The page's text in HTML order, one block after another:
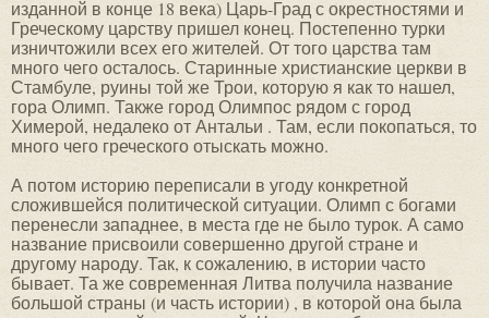
изданной в конце 18 века) Царь-Град с окрестностями и
Греческому царству пришел конец. Постепенно турки
изничтожили всех его жителей. От того царства там
много чего осталось. Старинные христианские церкви в
Стамбуле, руины той же Трои, которую я как то нашел,
гора Олимп. Также город Олимпос рядом с город
Химерой, недалеко от Антальи . Там, если покопаться, то
много чего греческого отыскать можно.
А потом историю переписали в угоду конкретной
сложившейся политической ситуации. Олимп с богами
перенесли западнее, в места где не было турок. А само
название присвоили совершенно другой стране и
другому народу. Так, к сожалению, в истории часто
бывает. Та же современная Литва получила название
большой страны (и часть истории) , в которой она была